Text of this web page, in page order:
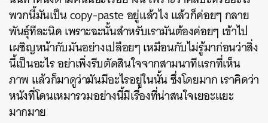
พวกนี้มันเป็น copy-paste อยู่แล้วไง แล้วก็ค่อยๆ กลาย
พันธุ์ทีละนิด เพราะฉะนั้นสำหรับเรามันต้องค่อยๆ เข้าไป
เผชิญหน้ากับมันอย่างเปลือยๆ เหมือนกับไม่รู้มาก่อนว่าสิ่ง
นี้เป็นอะไร อย่าเพิ่งรีบตัดสินใจจากสามนาทีแรกที่เห็น
ภาพ แล้วก็มาดูว่ามันมีอะไรอยู่ในนั้น ซึ่งโดยมาก เราคิดว่า
หนังที่โดนเหมารวมอย่างนี้มีเรื่องที่น่าสนใจเยอะแยะ
มากมาย